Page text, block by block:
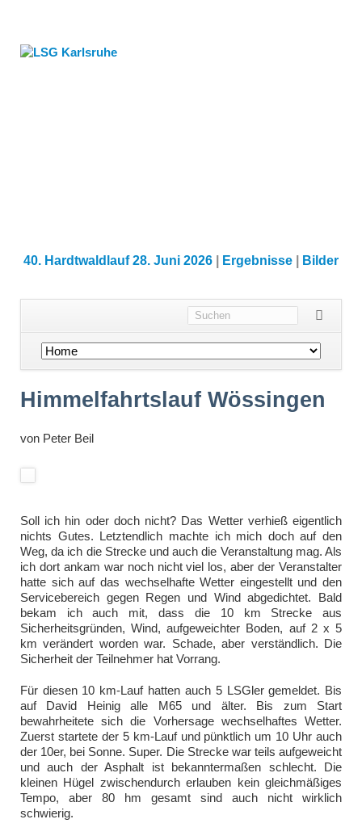
40. Hardtwaldlauf 28. Juni 2026 Ergebnisse Bilder
Navigation
Himmelfahrtslauf Wössingen
von Peter Beil
Soll ich hin oder doch nicht? Das Wetter verhieß eigentlich
nichts Gutes. Letztendlich machte ich mich doch auf den
Weg, da ich die Strecke und auch die Veranstaltung mag. Als
ich dort ankam war noch nicht viel los, aber der Veranstalter
hatte sich auf das wechselhafte Wetter eingestellt und den
Servicebereich gegen Regen und Wind abgedichtet. Bald
bekam ich auch mit, dass die 10 km Strecke aus
Sicherheitsgründen, Wind, aufgeweichter Boden, auf 2 x 5
km verändert worden war. Schade, aber verständlich. Die
Sicherheit der Teilnehmer hat Vorrang.
Für diesen 10 km-Lauf hatten auch 5 LSGler gemeldet. Bis
auf David Heinig alle M65 und älter. Bis zum Start
bewahrheitete sich die Vorhersage wechselhaftes Wetter.
Zuerst startete der 5 km-Lauf und pünktlich um 10 Uhr auch
der 10er, bei Sonne. Super. Die Strecke war teils aufgeweicht
und auch der Asphalt ist bekanntermaßen schlecht. Die
kleinen Hügel zwischendurch erlauben kein gleichmäßiges
Tempo, aber 80 hm gesamt sind auch nicht wirklich
schwierig.